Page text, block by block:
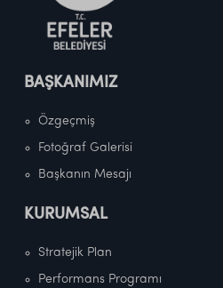
BAŞKANIMIZ
Özgeçmiş
Fotoğraf Galerisi
Başkanın Mesajı
KURUMSAL
Stratejik Plan
Performans Programı